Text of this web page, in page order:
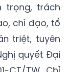
trọng, trách
chỉ đạo, tổ
triệt, tuyên
quyết Đại